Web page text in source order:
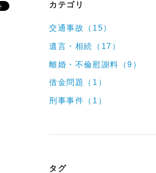
カテゴリ
交通事故（15）
遺言・相続（17）
離婚・不倫慰謝料（9）
借金問題（1）
刑事事件（1）
タグ